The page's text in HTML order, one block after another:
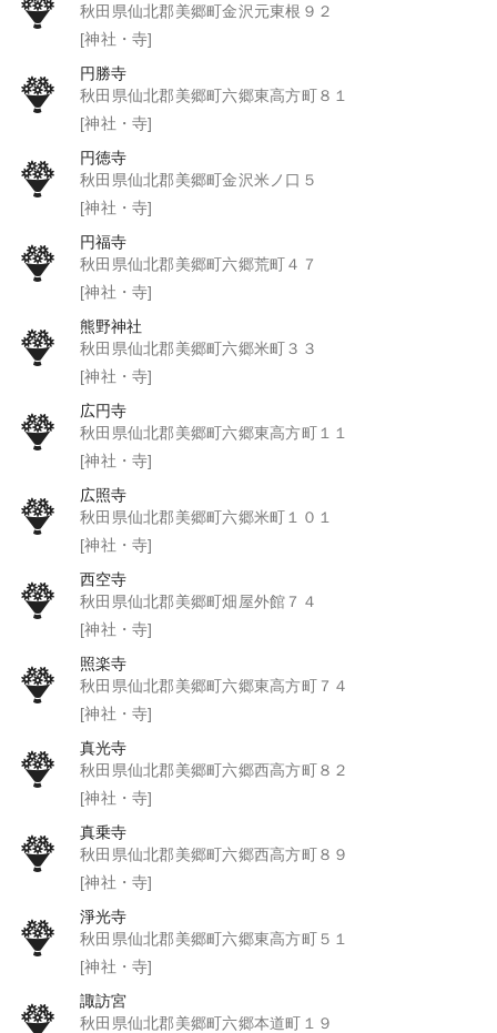
秋田県仙北郡美郷町金沢元東根９２
[神社・寺]
円勝寺
秋田県仙北郡美郷町六郷東高方町８１
[神社・寺]
円徳寺
秋田県仙北郡美郷町金沢米ノ口５
[神社・寺]
円福寺
秋田県仙北郡美郷町六郷荒町４７
[神社・寺]
熊野神社
秋田県仙北郡美郷町六郷米町３３
[神社・寺]
広円寺
秋田県仙北郡美郷町六郷東高方町１１
[神社・寺]
広照寺
秋田県仙北郡美郷町六郷米町１０１
[神社・寺]
西空寺
秋田県仙北郡美郷町畑屋外館７４
[神社・寺]
照楽寺
秋田県仙北郡美郷町六郷東高方町７４
[神社・寺]
真光寺
秋田県仙北郡美郷町六郷西高方町８２
[神社・寺]
真乗寺
秋田県仙北郡美郷町六郷西高方町８９
[神社・寺]
淨光寺
秋田県仙北郡美郷町六郷東高方町５１
[神社・寺]
諏訪宮
秋田県仙北郡美郷町六郷本道町１９